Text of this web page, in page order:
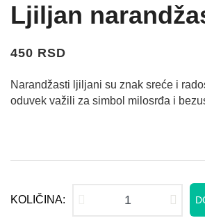
Ljiljan
450 RSD
Narandžasti ljiljani su znak sreće i
oduvek važili za simbol milosrđa i
KOLIČINA: